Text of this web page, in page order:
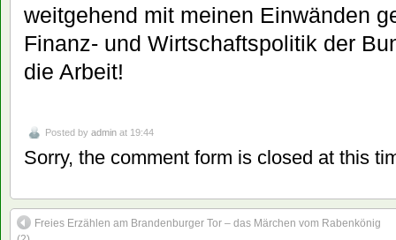
weitgehend mit meinen Einwänden
Finanz- und Wirtschaftspolitik der
die Arbeit!
Posted by admin at 19:44
Sorry, the comment form is closed at this
Freies Erzählen am Brandenburger Tor – das Märchen vom Rabenkönig